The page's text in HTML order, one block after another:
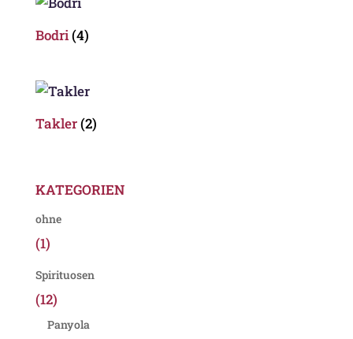
Bodri(4)
Takler(2)
KATEGORIEN
ohne
(1)
Spirituosen
(12)
Panyola